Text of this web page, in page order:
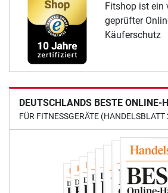
Fitshop ist ein
geprüfter
Käuferschutz
DEUTSCHLANDS BESTE ONLINE-
FÜR FITNESSGERÄTE